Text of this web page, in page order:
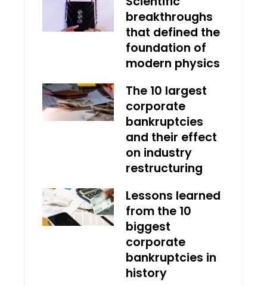
breakthroughs
that defined the
foundation of
modern physics
The 10 largest
corporate
bankruptcies
and their effect
on industry
restructuring
Lessons learned
from the 10
biggest
corporate
bankruptcies in
history